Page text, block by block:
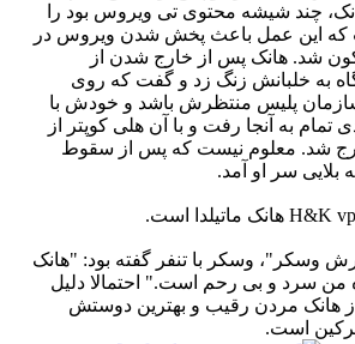
چند شیشه محتوی تی ویروس بود را
این عمل باعث پخش شدن ویروس در
شد. هانک پس از خارج شدن از
به خلبانش زنگ زد و گفت که روی
پلیس منتظرش باشد و خودش با
تمام به آنجا رفت و با آن هلی کوپتر از
شد. معلوم نیست که پس از سقوط
بلایی سر او آمد.
وسکر"، وسکر با تنفر گفته بود: "هانک
من سرد و بی رحم است." احتمالا دلیل
از هانک مردن رقیب و بهترین دوستش
است.